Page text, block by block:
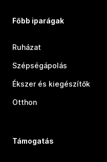
Főbb iparágak
Ruházat
Szépségápolás
Ékszer és kiegészítők
Otthon
Támogatás